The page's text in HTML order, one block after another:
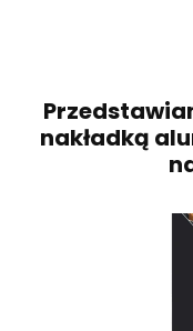
nakładką